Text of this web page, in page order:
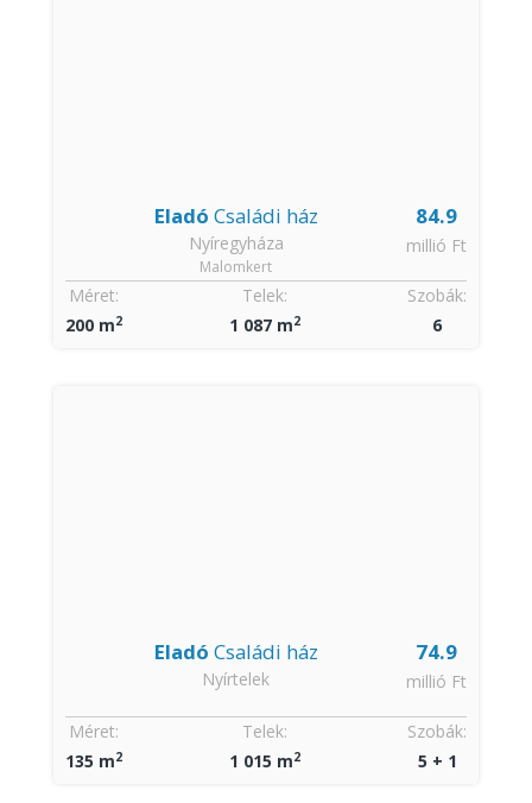
84.9
millió Ft
Eladó Családi ház
Nyíregyháza
Malomkert
Szobák:
6
Méret:
200 m2
Telek:
1 087 m2
74.9
millió Ft
Eladó Családi ház
Nyírtelek
Szobák:
5 + 1
Méret:
135 m2
Telek:
1 015 m2